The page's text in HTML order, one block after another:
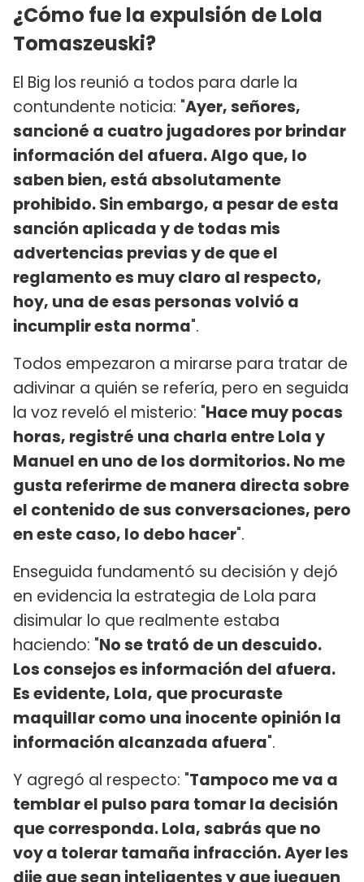
¿Cómo fue la expulsión de Lola
Tomaszeuski?
El Big los reunió a todos para darle la
contundente noticia: "Ayer, señores,
sancioné a cuatro jugadores por brindar
información del afuera. Algo que, lo
saben bien, está absolutamente
prohibido. Sin embargo, a pesar de esta
sanción aplicada y de todas mis
advertencias previas y de que el
reglamento es muy claro al respecto,
hoy, una de esas personas volvió a
incumplir esta norma".
Todos empezaron a mirarse para tratar de
adivinar a quién se refería, pero en seguida
la voz reveló el misterio: "Hace muy pocas
horas, registré una charla entre Lola y
Manuel en uno de los dormitorios. No me
gusta referirme de manera directa sobre
el contenido de sus conversaciones, pero
en este caso, lo debo hacer".
Enseguida fundamentó su decisión y dejó
en evidencia la estrategia de Lola para
disimular lo que realmente estaba
haciendo: "No se trató de un descuido.
Los consejos es información del afuera.
Es evidente, Lola, que procuraste
maquillar como una inocente opinión la
información alcanzada afuera".
Y agregó al respecto: "Tampoco me va a
temblar el pulso para tomar la decisión
que corresponda. Lola, sabrás que no
voy a tolerar tamaña infracción. Ayer les
dije que sean inteligentes y que jueguen